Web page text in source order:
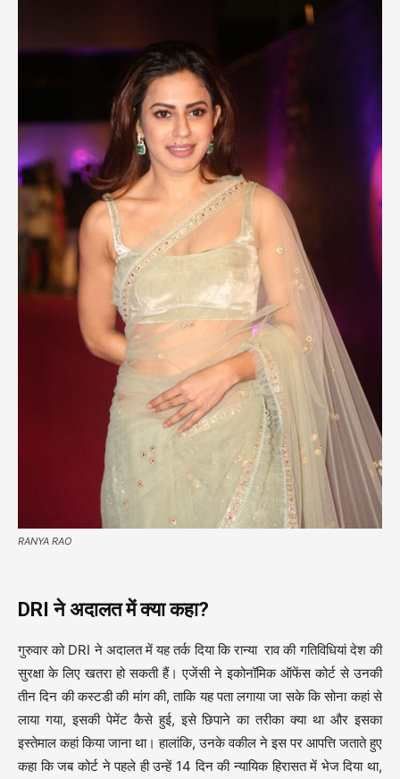
RANYA RAO
DRIने अदालत में क्या कहा?
गुरुवार को DRI ने अदालत में यह तर्क दिया कि रान्या राव की गतिविधियां देश की
सुरक्षा के लिए खतरा हो सकती हैं। एजेंसी ने इकोनॉमिक ऑफेंस कोर्ट से उनकी
तीन दिन की कस्टडी की मांग की, ताकि यह पता लगाया जा सके कि सोना कहां से
लाया गया, इसकी पेमेंट कैसे हुई, इसे छिपाने का तरीका क्या था और इसका
इस्तेमाल कहां किया जाना था। हालांकि, उनके वकील ने इस पर आपत्ति जताते हुए
कहा कि जब कोर्ट ने पहले ही उन्हें 14 दिन की न्यायिक हिरासत में भेज दिया था,